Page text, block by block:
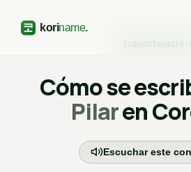
Cómo se
Pilaren
Escuchar este